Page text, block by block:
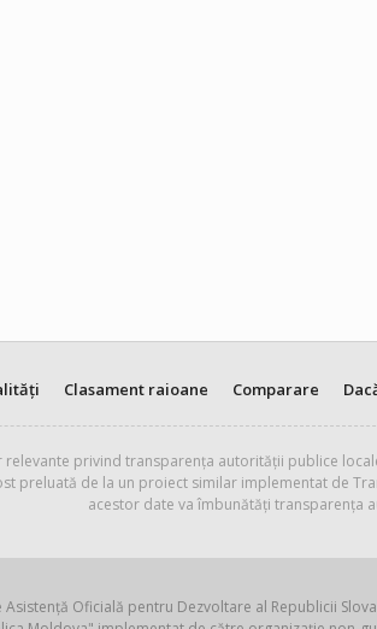
Clasament raioane Comparare
privind transparența autorității publice
preluată de la un proiect similar implementat de
acestor date va îmbunătăți transparența
Oficială pentru Dezvoltare al Republicii